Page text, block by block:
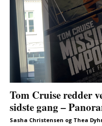
Tom Cruise redder
sidste gang –
Sasha Christensen og Thea